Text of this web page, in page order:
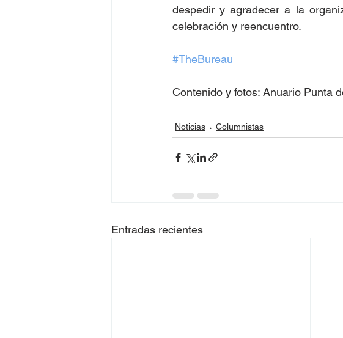
despedir y agradecer a la
celebración y reencuentro.
#TheBureau
Contenido y fotos: Anuario Punta
Noticias Columnistas
Entradas recientes